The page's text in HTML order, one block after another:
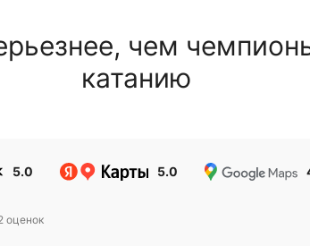
чем
катанию
5.0 5.0
оценок